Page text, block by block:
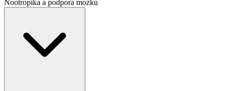
Nootropika a podpora mozku